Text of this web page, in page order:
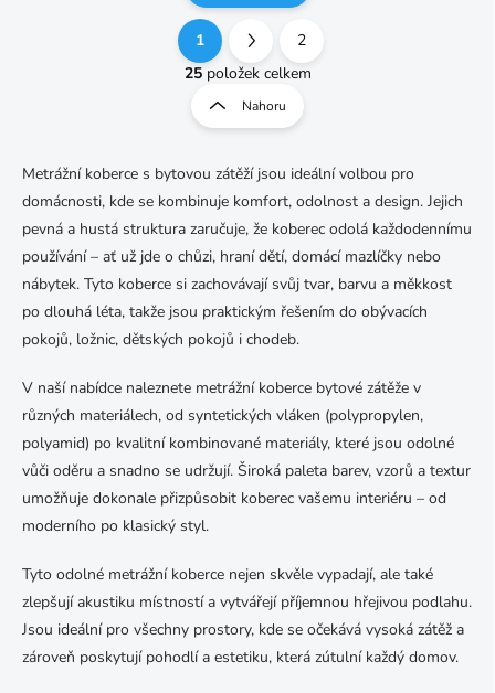
O
v
á
d
c
í
p
r
v
k
y
v
ý
i
s
u
S
t
r
á
k
o
v
á
n
í
1
2
25položek celkem
Nahoru
Metrážní koberce s bytovou zátěží jsou ideální volbou pro
domácnosti, kde se kombinuje komfort, odolnost a design. Jejich
pevná a hustá struktura zaručuje, že koberec odolá každodennímu
používání – ať už jde o chůzi, hraní dětí, domácí mazlíčky nebo
nábytek. Tyto koberce si zachovávají svůj tvar, barvu a měkkost
po dlouhá léta, takže jsou praktickým řešením do obývacích
pokojů, ložnic, dětských pokojů i chodeb.
V naší nabídce naleznete metrážní koberce bytové zátěže v
různých materiálech, od syntetických vláken (polypropylen,
polyamid) po kvalitní kombinované materiály, které jsou odolné
vůči oděru a snadno se udržují. Široká paleta barev, vzorů a textur
umožňuje dokonale přizpůsobit koberec vašemu interiéru – od
moderního po klasický styl.
Tyto odolné metrážní koberce nejen skvěle vypadají, ale také
zlepšují akustiku místností a vytvářejí příjemnou hřejivou podlahu.
Jsou ideální pro všechny prostory, kde se očekává vysoká zátěž a
zároveň poskytují pohodlí a estetiku, která zútulní každý domov.